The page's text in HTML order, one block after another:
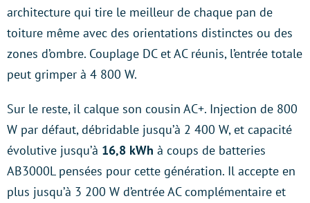
architecture qui tire le meilleur de chaque pan de
toiture même avec des orientations distinctes ou des
zones d’ombre. Couplage DC et AC réunis, l’entrée totale
peut grimper à 4 800 W.
Sur le reste, il calque son cousin AC+. Injection de 800
W par défaut, débridable jusqu’à 2 400 W, et capacité
évolutive jusqu’à 16,8 kWh à coups de batteries
AB3000L pensées pour cette génération. Il accepte en
plus jusqu’à 3 200 W d’entrée AC complémentaire et